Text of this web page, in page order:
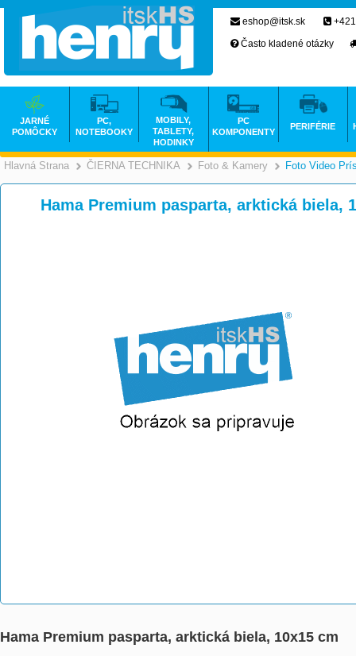
Hlavná Strana >
ČIERNA TECHNIKA >
Foto & Kamery Foto Video
Hama Premium pasparta, arktická biela,
Hama Premium pasparta, arktická biela, 10x15 cm
eshop@itsk.sk
Často kladené otázky
JARNÉ
POMÔCKY
PC,
NOTEBOOKY
MOBILY,
TABLETY,
HODINKY
PC
KOMPONENTY
PERIFÉRIE